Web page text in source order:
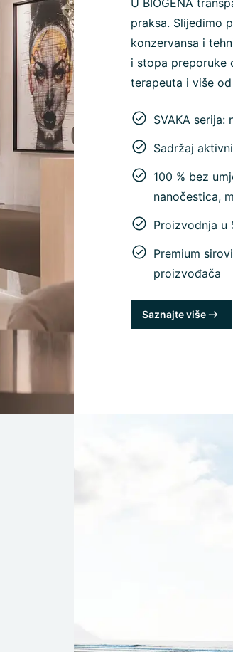
U BIOGENA
praksa. Slijedimo
konzervansa i
i stopa preporuke
terapeuta i više
SVAKA serija:
Sadržaj
100 % bez
nanočestica,
Proizvodnja u
Premium
proizvođača
Saznajte više